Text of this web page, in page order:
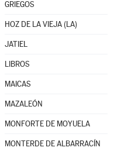
GRIEGOS
HOZ DE LA VIEJA (LA)
JATIEL
LIBROS
MAICAS
MAZALEÓN
MONFORTE DE MOYUELA
MONTERDE DE ALBARRACÍN